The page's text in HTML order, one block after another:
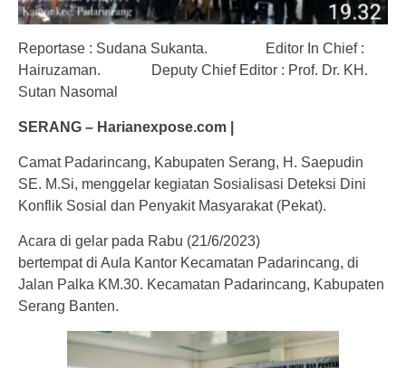
Reportase : Sudana Sukanta. Editor In Chief :
Hairuzaman. Deputy Chief Editor : Prof. Dr. KH.
Sutan Nasomal
SERANG – Harianexpose.com |
Camat Padarincang, Kabupaten Serang, H. Saepudin
SE. M.Si, menggelar kegiatan Sosialisasi Deteksi Dini
Konflik Sosial dan Penyakit Masyarakat (Pekat).
Acara di gelar pada Rabu (21/6/2023)
bertempat di Aula Kantor Kecamatan Padarincang, di
Jalan Palka KM.30. Kecamatan Padarincang, Kabupaten
Serang Banten.